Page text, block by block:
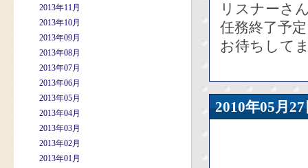
2013年11月
2013年10月
2013年09月
2013年08月
2013年07月
2013年06月
2013年05月
2013年04月
2013年03月
2013年02月
2013年01月
リスナーさ
任務終了予
お待ちして
2010年05